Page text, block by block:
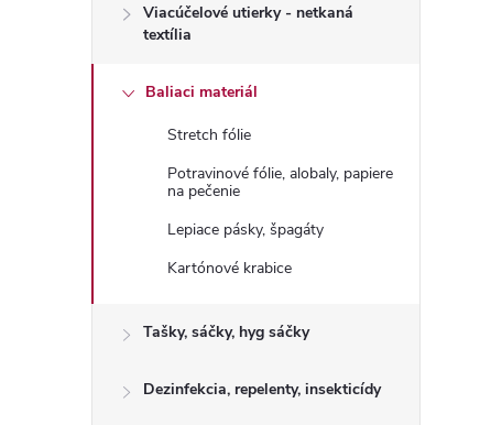
Viacúčelové utierky - netkaná
textília
Baliaci materiál
Stretch fólie
Potravinové fólie, alobaly, papiere
na pečenie
Lepiace pásky, špagáty
Kartónové krabice
Tašky, sáčky, hyg sáčky
Dezinfekcia, repelenty, insekticídy